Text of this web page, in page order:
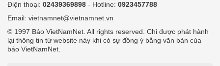
Điện thoại: 02439369898 - Hotline: 0923457788
Email: vietnamnet@vietnamnet.vn
© 1997 Báo VietNamNet. All rights reserved. Chỉ được phát hành
lại thông tin từ website này khi có sự đồng ý bằng văn bản của
báo VietNamNet.